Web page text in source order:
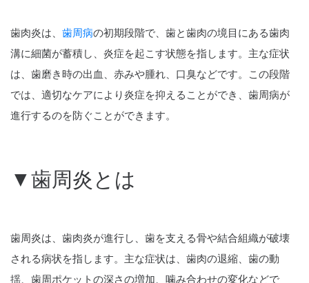
歯肉炎は、 歯周病の初期段階で、歯と歯肉の境目にある歯肉
溝に細菌が蓄積し、炎症を起こす状態を指します。主な症状
は、歯磨き時の出血、赤みや腫れ、口臭などです。この段階
では、適切なケアにより炎症を抑えることができ、歯周病が
進行するのを防ぐことができます。
▼歯周炎とは
歯周炎は、歯肉炎が進行し、歯を支える骨や結合組織が破壊
される病状を指します。主な症状は、歯肉の退縮、歯の動
揺、歯周ポケットの深さの増加、噛み合わせの変化などで